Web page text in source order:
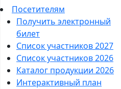
Посетителям
Получить электронный
билет
Список участников 2027
Список участников 2026
Каталог продукции 2026
Интерактивный план